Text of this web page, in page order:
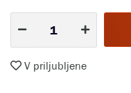
V priljubljene